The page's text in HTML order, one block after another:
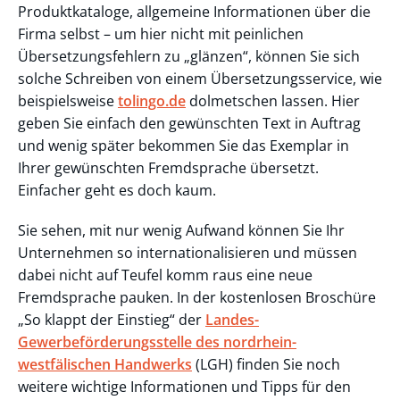
Produktkataloge, allgemeine Informationen über die
Firma selbst – um hier nicht mit peinlichen
Übersetzungsfehlern zu „glänzen“, können Sie sich
solche Schreiben von einem Übersetzungsservice, wie
beispielsweisetolingo.dedolmetschen lassen. Hier
geben Sie einfach den gewünschten Text in Auftrag
und wenig später bekommen Sie das Exemplar in
Ihrer gewünschten Fremdsprache übersetzt.
Einfacher geht es doch kaum.
Sie sehen, mit nur wenig Aufwand können Sie Ihr
Unternehmen so internationalisieren und müssen
dabei nicht auf Teufel komm raus eine neue
Fremdsprache pauken. In der kostenlosen Broschüre
„So klappt der Einstieg“ der Landes-
Gewerbeförderungsstelle des nordrhein-
westfälischen Handwerks (LGH) finden Sie noch
weitere wichtige Informationen und Tipps für den